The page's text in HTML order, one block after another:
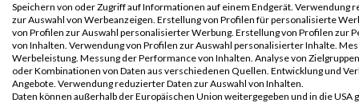
Speichern von oder Zugriff auf Informationen auf einem Endgerät. Verwendung
zur Auswahl von Werbeanzeigen. Erstellung von Profilen für personalisierte
von Profilen zur Auswahl personalisierter Werbung. Erstellung von Profilen zur
von Inhalten. Verwendung von Profilen zur Auswahl personalisierter Inhalte.
Werbeleistung. Messung der Performance von Inhalten. Analyse von
oder Kombinationen von Daten aus verschiedenen Quellen. Entwicklung und
Angebote. Verwendung reduzierter Daten zur Auswahl von Inhalten.
Daten können außerhalb der Europäischen Union weitergegeben und in die USA